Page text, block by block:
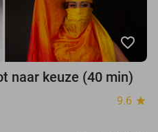
favorite_border
naar keuze (40 min)
9.6 star